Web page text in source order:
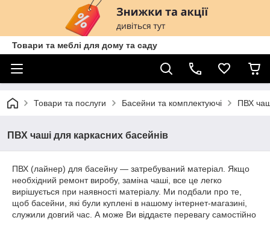
Товари та меблі для дому та саду
Товари та послуги Басейни та комплектуючі ПВХ
ПВХ чаші для каркасних басейнів
ПВХ (лайнер) для басейну — затребуваний матеріал. Якщо
необхідний ремонт виробу, заміна чаші, все це легко
вирішується при наявності матеріалу. Ми подбали про те,
щоб басейни, які були куплені в нашому інтернет-магазині,
служили довгий час. А може Ви віддаєте перевагу самостійно